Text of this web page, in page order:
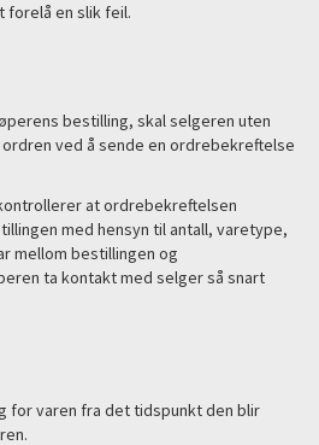
forelå en slik feil.
bestilling, skal selgeren uten
ved å sende en ordrebekreftelse
at ordrebekreftelsen
med hensyn til antall, varetype,
mellom bestillingen og
ta kontakt med selger så snart
for varen fra det tidspunkt den blir